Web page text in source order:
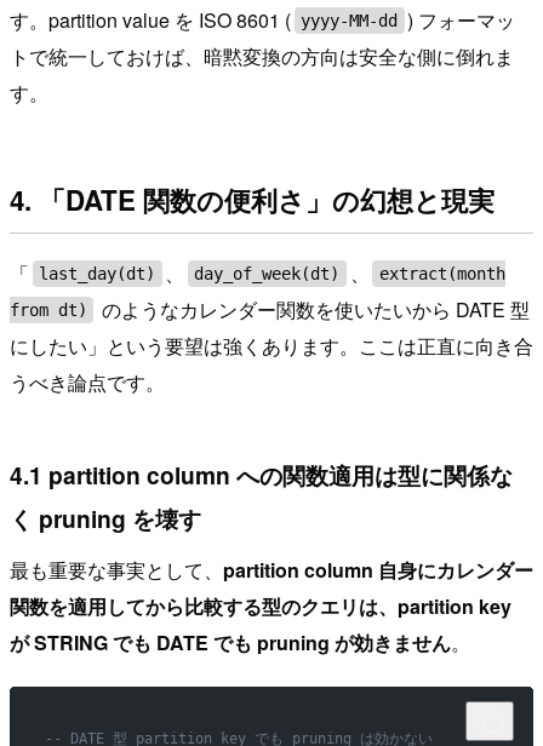
す。partition value を ISO 8601 ( yyyy-MM-dd
) フォーマッ
トで統一しておけば、暗黙変換の方向は安全な側に倒れま
す。
4. 「DATE 関数の便利さ」の幻想と現実
「 last_day(dt) 、 day_of_week(dt) 、
extract(month
from dt)
のようなカレンダー関数を使いたいから DATE 型
にしたい」という要望は強くあります。ここは正直に向き合
うべき論点です。
4.1 partition column への関数適用は型に関係な
く pruning を壊す
最も重要な事実として、 partition column 自身にカレンダー
関数を適用してから比較する型のクエリは、partition key
が STRING でも DATE でも pruning が効きません。
-- DATE 型 partition key でも pruning は効かない